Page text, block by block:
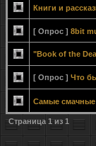
Книги и
[ Опрос ] 8bit
"Book of the
[ Опрос ] Что
Самые
Страница 1из 1